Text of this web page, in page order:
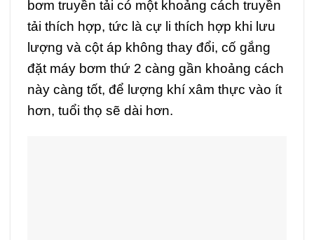
bơm truyền tải có một khoảng cách truyền
tải thích hợp, tức là cự li thích hợp khi lưu
lượng và cột áp không thay đổi, cố gắng
đặt máy bơm thứ 2 càng gần khoảng cách
này càng tốt, để lượng khí xâm thực vào ít
hơn, tuổi thọ sẽ dài hơn.